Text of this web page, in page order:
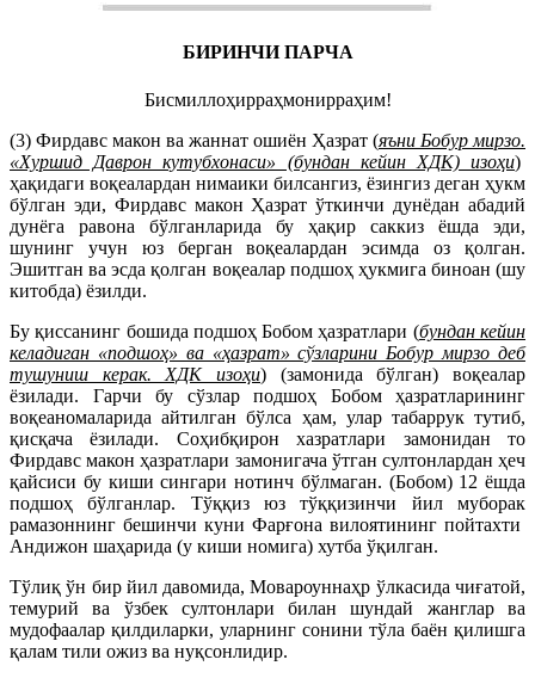
БИРИНЧИ ПАРЧА
Бисмиллоҳирраҳмонирраҳим!
(3) Фирдавс макон ва жаннат ошиён Ҳазрат (яъни Бобур мирзо.
«Хуршид Даврон кутубхонаси» (бундан кейин ХДК) изоҳи)
ҳақидаги воқеалардан нимаики билсангиз, ёзингиз деган ҳукм
бўлган эди, Фирдавс макон Ҳазрат ўткинчи дунёдан абадий
дунёга равона бўлганларида бу ҳақир саккиз ёшда эди,
шунинг учун юз берган воқеалардан эсимда оз қолган.
Эшитган ва эсда қолган воқеалар подшоҳ ҳукмига биноан (шу
китобда) ёзилди.
Бу қиссанинг бошида подшоҳ Бобом ҳазратлари (бундан кейин
келадиган «подшоҳ» ва «ҳазрат» сўзларини Бобур мирзо деб
тушуниш керак. ХДК изоҳи) (замонида бўлган) воқеалар
ёзилади. Гарчи бу сўзлар подшоҳ Бобом ҳазратларининг
воқеаномаларида айтилган бўлса ҳам, улар табаррук тутиб,
қисқача ёзилади. Соҳибқирон хазратлари замонидан то
Фирдавс макон ҳазратлари замонигача ўтган султонлардан ҳеч
қайсиси бу киши сингари нотинч бўлмаган. (Бобом) 12 ёшда
подшоҳ бўлганлар. Тўққиз юз тўққизинчи йил муборак
рамазоннинг бешинчи куни Фарғона вилоятининг пойтахти
Андижон шаҳарида (у киши номига) хутба ўқилган.
Тўлиқ ўн бир йил давомида, Мовароуннаҳр ўлкасида чиғатой,
темурий ва ўзбек султонлари билан шундай жанглар ва
мудофаалар қилдиларки, уларнинг сонини тўла баён қилишга
қалам тили ожиз ва нуқсонлидир.